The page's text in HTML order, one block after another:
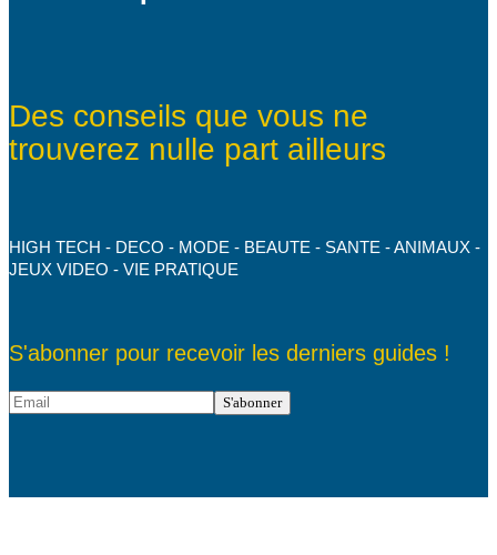
Des conseils que vous ne
trouverez nulle part ailleurs
HIGH TECH - DECO - MODE - BEAUTE - SANTE - ANIMAUX -
JEUX VIDEO - VIE PRATIQUE
S'abonner pour recevoir les derniers guides !